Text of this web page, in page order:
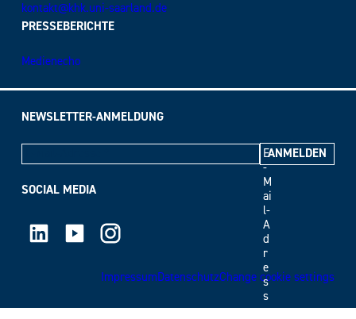
kontakt@khk.uni-saarland.de
PRESSEBERICHTE
Medienecho
NEWSLETTER-ANMELDUNG
E
-
M
ai
l-
A
d
r
e
s
s
e
SOCIAL MEDIA
LinkedIn Youtube Instagram
ImpressumDatenschutzChange cookie settings